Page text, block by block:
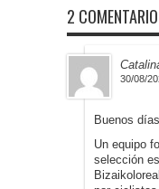
2
30/08/
Buenos
Un equipo
selección